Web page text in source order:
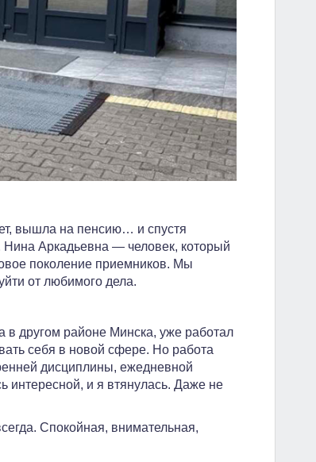
вышла на пенсию… и спустя
Нина Аркадьевна — человек, который
поколение приемников. Мы
от любимого дела.
другом районе Минска, уже работал
себя в новой сфере. Но работа
дисциплины, ежедневной
интересной, и я втянулась. Даже не
Спокойная, внимательная,